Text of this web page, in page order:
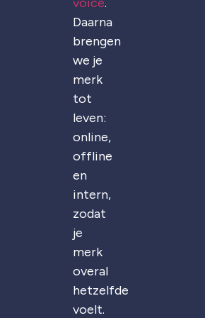
Daarna
brengen
we je
merk
tot
leven:
online,
offline
en
intern,
zodat
je
merk
overal
hetzelfde
voelt.